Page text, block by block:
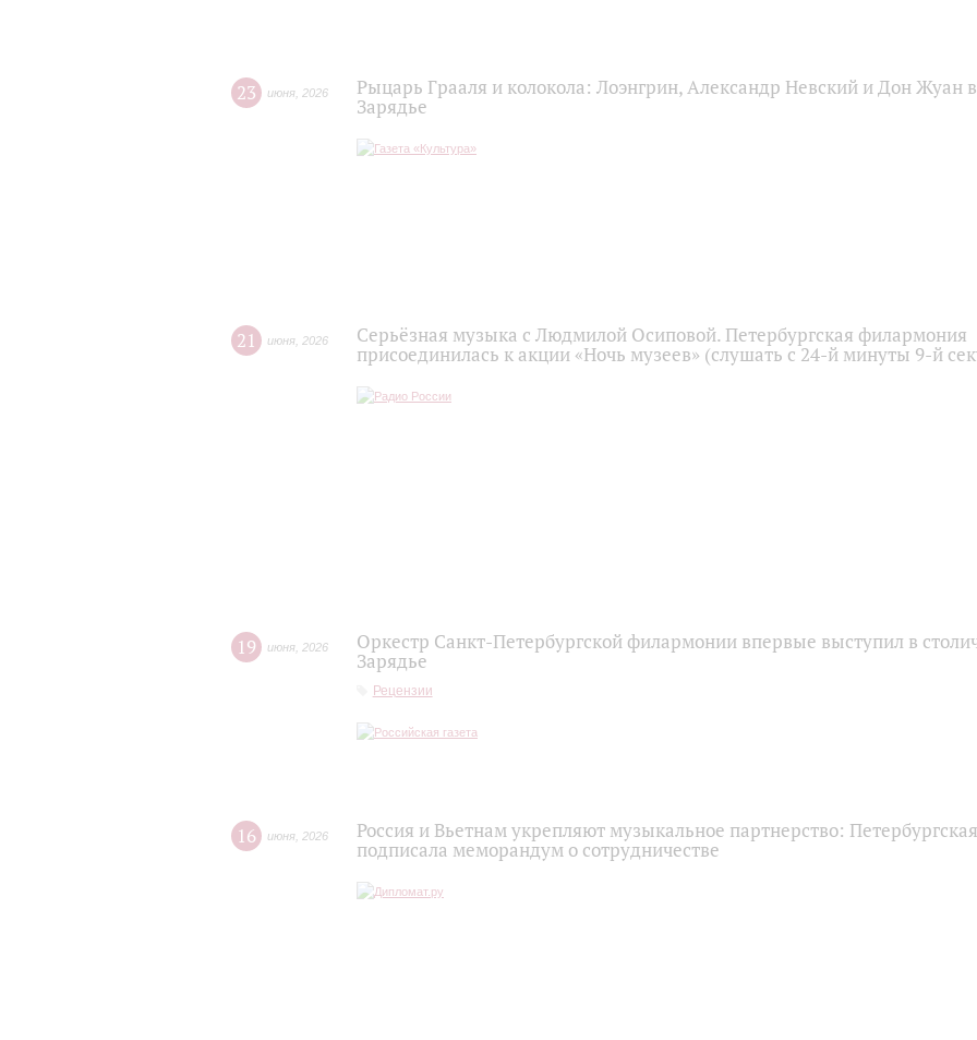
23 июня 2026
Рыцарь Грааля и колокола: Лоэнгрин, Александр Невский и Дон Жуан
Зарядье
21 июня 2026
Серьёзная музыка с Людмилой Осиповой. Петербургская филармония
присоединилась к акции «Ночь музеев» (слушать с 24-й минуты 9-й
19 июня 2026
Оркестр Санкт‑Петербургской филармонии впервые выступил в
Зарядье
Рецензии
16 июня 2026
Россия и Вьетнам укрепляют музыкальное партнерство:
подписала меморандум о сотрудничестве